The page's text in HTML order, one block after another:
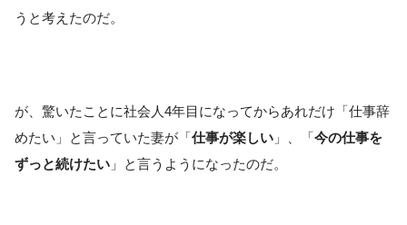
うと考えたのだ。
が、驚いたことに社会人4年目になってからあれだけ「仕事辞
めたい」と言っていた妻が「仕事が楽しい 」、「今の仕事を
ずっと続けたい 」と言うようになったのだ。